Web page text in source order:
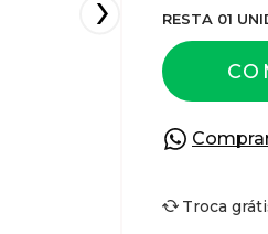
RESTA 01
Troca